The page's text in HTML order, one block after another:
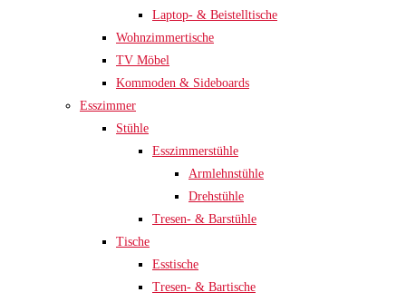
Laptop- & Beistelltische
Wohnzimmertische
TV Möbel
Kommoden & Sideboards
Esszimmer
Stühle
Esszimmerstühle
Armlehnstühle
Drehstühle
Tresen- & Barstühle
Tische
Esstische
Tresen- & Bartische